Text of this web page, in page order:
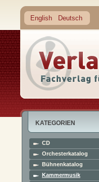
English Deutsch
KATEGORIEN
CD
Orchesterkatalog
Bühnenkatalog
Kammermusik